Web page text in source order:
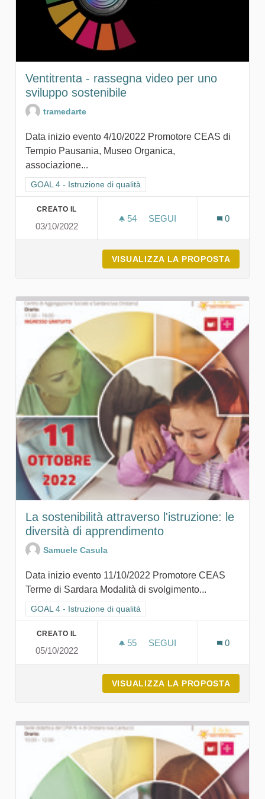
Ventitrenta - rassegna video per uno
sviluppo sostenibile
tramedarte
Data inizio evento 4/10/2022 Promotore CEAS di
Tempio Pausania, Museo Organica,
associazione...
Filtra i risultati per categoria: GOAL 4 - Istruzione di qualità
GOAL 4 - Istruzione di qualità
CREATO IL
03/10/2022
54 54 SOSTENITORI
SEGUI
0
VISUALIZZA LA PROPOSTA
La sostenibilità attraverso l'istruzione: le
diversità di apprendimento
Samuele Casula
Data inizio evento 11/10/2022 Promotore CEAS
Terme di Sardara Modalità di svolgimento...
Filtra i risultati per categoria: GOAL 4 - Istruzione di qualità
GOAL 4 - Istruzione di qualità
CREATO IL
05/10/2022
55 55 SOSTENITORI
SEGUI
0
VISUALIZZA LA PROPOSTA